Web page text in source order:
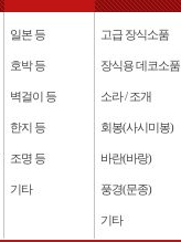
일본 등
호박 등
벽걸이 등
한지 등
조명 등
기타
고급 장식소품
장식용 데코소품
소라 / 조개
회봉(사시미봉)
바란(바랑)
풍경(문종)
기타